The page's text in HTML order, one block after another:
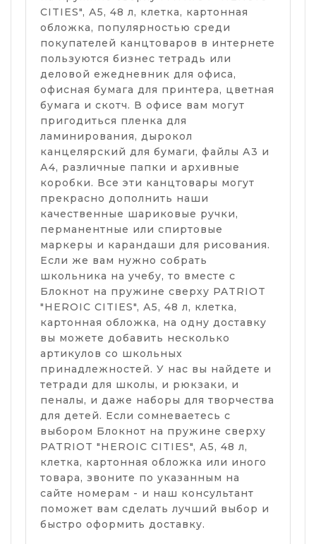
CITIES", А5, 48 л, клетка, картонная
обложка, популярностью среди
покупателей канцтоваров в интернете
пользуются бизнес тетрадь или
деловой ежедневник для офиса,
офисная бумага для принтера, цветная
бумага и скотч. В офисе вам могут
пригодиться пленка для
ламинирования, дырокол
канцелярский для бумаги, файлы А3 и
А4, различные папки и архивные
коробки. Все эти канцтовары могут
прекрасно дополнить наши
качественные шариковые ручки,
перманентные или спиртовые
маркеры и карандаши для рисования.
Если же вам нужно собрать
школьника на учебу, то вместе с
Блокнот на пружине сверху PATRIOT
"HEROIC CITIES", А5, 48 л, клетка,
картонная обложка, на одну доставку
вы можете добавить несколько
артикулов со школьных
принадлежностей. У нас вы найдете и
тетради для школы, и рюкзаки, и
пеналы, и даже наборы для творчества
для детей. Если сомневаетесь с
выбором Блокнот на пружине сверху
PATRIOT "HEROIC CITIES", А5, 48 л,
клетка, картонная обложка или иного
товара, звоните по указанным на
сайте номерам - и наш консультант
поможет вам сделать лучший выбор и
быстро оформить доставку.